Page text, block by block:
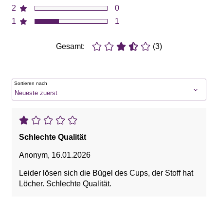
2
1
0
1
Gesamt: (3)
Sortieren nach
Schlechte Qualität
Anonym, 16.01.2026
Leider lösen sich die Bügel des Cups, der Stoff hat
Löcher. Schlechte Qualität.